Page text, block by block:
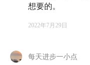
有、更睿智、更快
注：本期节目仅为
想要的。
2022年7月29日
每天进步一小点